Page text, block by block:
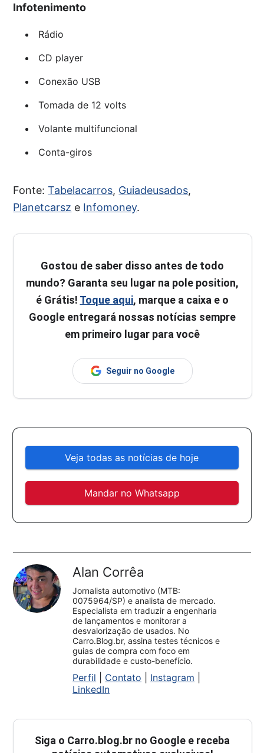
Infotenimento
Rádio
CD player
Conexão USB
Tomada de 12 volts
Volante multifuncional
Conta-giros
Fonte:Tabelacarros, Guiadeusados,
Planetcarsz e Infomoney.
Gostou de saber disso antes de todo
mundo? Garanta seu lugar na pole position,
é Grátis! Toque aqui, marque a caixa e o
Google entregará nossas notícias sempre
em primeiro lugar para você
Seguir no Google
Veja todas as notícias de hoje
Mandar no Whatsapp
Alan Corrêa
Jornalista automotivo (MTB:
0075964/SP) e analista de mercado.
Especialista em traduzir a engenharia
de lançamentos e monitorar a
desvalorização de usados. No
Carro.Blog.br, assina testes técnicos e
guias de compra com foco em
durabilidade e custo-benefício.
Perfil Contato Instagram
LinkedIn
Siga o Carro.blog.br no Google e receba